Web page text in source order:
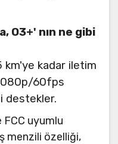
O3+' nın ne gibi
km'ye kadar iletim
60fps
destekler.
uyumlu
menzili özelliği,